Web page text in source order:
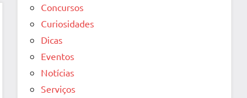
Concursos
Curiosidades
Dicas
Eventos
Notícias
Serviços